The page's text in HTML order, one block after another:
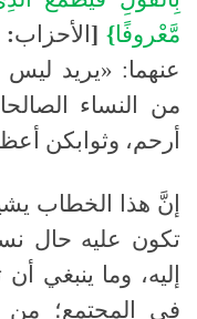
مَّعْروفًا}
[الأحزاب:
عنهما: «يريد
من النساء
أرحم، وثوابكن
إنَّ هذا الخطاب
تكون عليه حال
إليه، وما ينبغي
في المجتمع؛